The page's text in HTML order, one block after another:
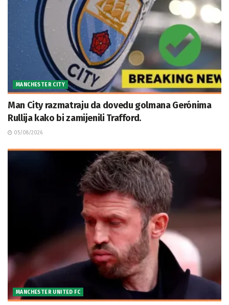
MANCHESTER CITY
Man City razmatraju da dovedu golmana Gerónima
Rullija kako bi zamijenili Trafford.
05/08/2026
MANCHESTER UNITED FC